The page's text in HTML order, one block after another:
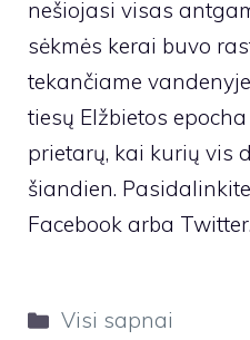
nešiojasi visas
sėkmės kerai buvo
tekančiame
tiesų Elžbietos
prietarų, kai kurių vis
šiandien.
Facebook arba Twitter.
Kategorijos
Visi sapnai